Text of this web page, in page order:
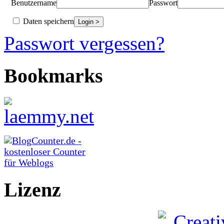
Benutzername Passwort
Daten speichern
Passwort vergessen?
Bookmarks
Lizenz